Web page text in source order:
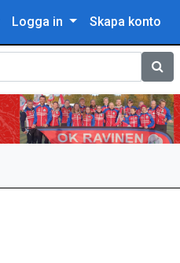
Logga in Skapa konto
Sök